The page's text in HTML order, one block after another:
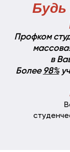
Будь
Профком
в
Более 98%